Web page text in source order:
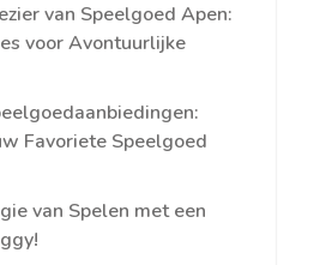
van Speelgoed Apen:
voor Avontuurlijke
Favoriete Speelgoed
van Spelen met een